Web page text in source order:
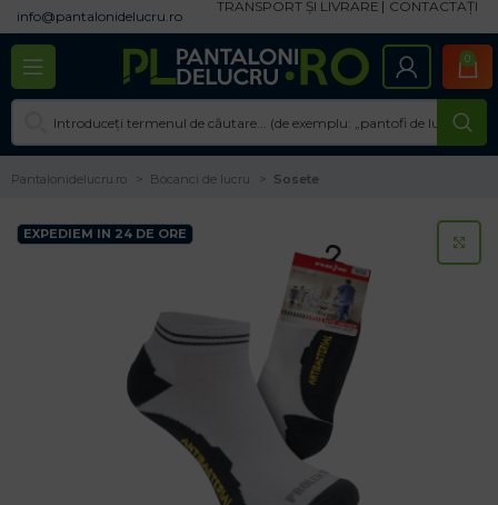
info@pantalonidelucru.ro
TRANSPORT ȘI LIVRARE CONTACTAȚI
0
Pantalonidelucru.ro Bocanci de lucru Sosete
EXPEDIEM IN 24 DE ORE